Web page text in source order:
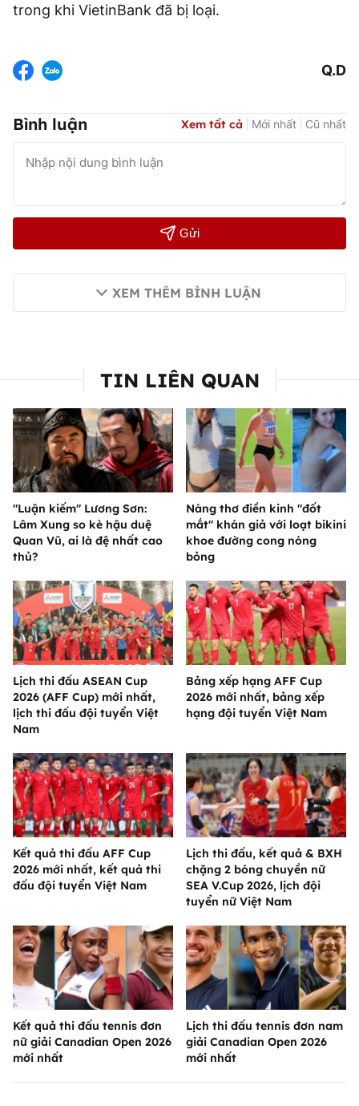
trong khi VietinBank đã bị loại.
Q.D
Bình luận Xem tất cả Mới nhất Cũ nhất
Gửi
XEM THÊM BÌNH LUẬN
TIN LIÊN QUAN
"Luận kiếm" Lương Sơn:
Lâm Xung so kè hậu duệ
Quan Vũ, ai là đệ nhất cao
thủ?
Nàng thơ điền kinh "đốt
mắt" khán giả với loạt bikini
khoe đường cong nóng
bỏng
Lịch thi đấu ASEAN Cup
2026 (AFF Cup) mới nhất,
lịch thi đấu đội tuyển Việt
Nam
Bảng xếp hạng AFF Cup
2026 mới nhất, bảng xếp
hạng đội tuyển Việt Nam
Kết quả thi đấu AFF Cup
2026 mới nhất, kết quả thi
đấu đội tuyển Việt Nam
Lịch thi đấu, kết quả & BXH
chặng 2 bóng chuyền nữ
SEA V.Cup 2026, lịch đội
tuyển nữ Việt Nam
Kết quả thi đấu tennis đơn
nữ giải Canadian Open 2026
mới nhất
Lịch thi đấu tennis đơn nam
giải Canadian Open 2026
mới nhất